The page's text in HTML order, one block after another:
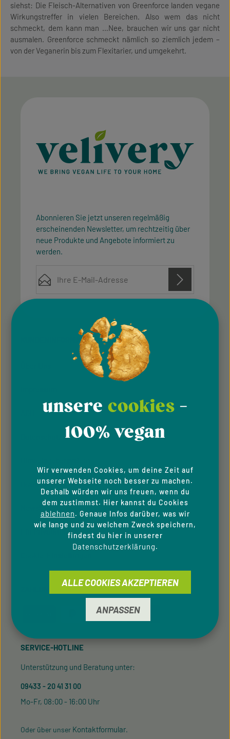
siehst: Die Fleisch-Alternativen von Greenforce landen vegane
Wirkungstreffer in vielen Bereichen. Also wem das nicht
schmeckt, dem kann man …Nee, brauchen wir uns gar nicht
ausmalen. Greenforce schmeckt nämlich so ziemlich jedem –
von der Veganerin bis zum Flexitarier, und umgekehrt.
Abonnieren Sie jetzt unseren regelmäßig
erscheinenden Newsletter, um rechtzeitig über
neue Produkte und Angebote informiert zu
werden.
Datenschutzbestimmungen
Kenntnis genommen und dieAGBgelesen und bin
mit ihnen einverstanden.
KUNDENINFORMATION
Datenschutzhinweise
Downloads
Newsletter
Für Privatkunden
SERVICE-HOTLINE
Unterstützung und Beratung unter:
09433 - 20 41 31 00
Mo-Fr, 08:00 - 16:00 Uhr
Oder über unser Kontaktformular.
unsere cookies -
100% vegan
Wir verwenden Cookies, um deine Zeit auf
unserer Webseite noch besser zu machen.
Deshalb würden wir uns freuen, wenn du
dem zustimmst. Hier kannst du Cookies
ablehnen. Genaue Infos darüber, was wir
wie lange und zu welchem Zweck speichern,
findest du hier in unserer
Datenschutzerklärung.
ANPASSEN
ALLE COOKIES AKZEPTIEREN